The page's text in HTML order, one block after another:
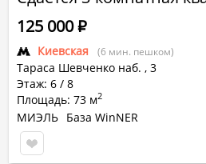
Киевская (6 мин. пешком)
Тараса Шевченко наб. , 3
Этаж: 6 / 8
Площадь: 73 м2
125 000Р
МИЭЛЬ База WinNER